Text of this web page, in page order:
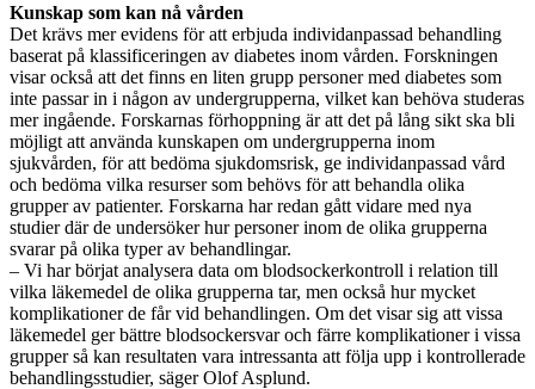
Kunskap som kan nå vården
Det krävs mer evidens för att erbjuda individanpassad behandling
baserat på klassificeringen av diabetes inom vården. Forskningen
visar också att det finns en liten grupp personer med diabetes som
inte passar in i någon av undergrupperna, vilket kan behöva studeras
mer ingående. Forskarnas förhoppning är att det på lång sikt ska bli
möjligt att använda kunskapen om undergrupperna inom
sjukvården, för att bedöma sjukdomsrisk, ge individanpassad vård
och bedöma vilka resurser som behövs för att behandla olika
grupper av patienter. Forskarna har redan gått vidare med nya
studier där de undersöker hur personer inom de olika grupperna
svarar på olika typer av behandlingar.
– Vi har börjat analysera data om blodsockerkontroll i relation till
vilka läkemedel de olika grupperna tar, men också hur mycket
komplikationer de får vid behandlingen. Om det visar sig att vissa
läkemedel ger bättre blodsockersvar och färre komplikationer i vissa
grupper så kan resultaten vara intressanta att följa upp i kontrollerade
behandlingsstudier, säger Olof Asplund.